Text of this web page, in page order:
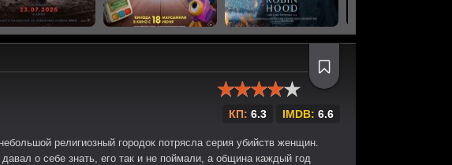
КП: 6.3 IMDB: 6.6
религиозный городок потрясла серия убийств женщин.
о себе знать, его так и не поймали, а община каждый год